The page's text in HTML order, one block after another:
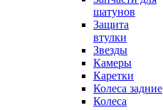
шатунов
Защита
втулки
Звезды
Камеры
Каретки
Колеса задние
Колеса